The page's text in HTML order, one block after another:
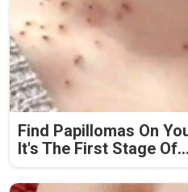
Find Papillomas On
It's The First Stage Of...